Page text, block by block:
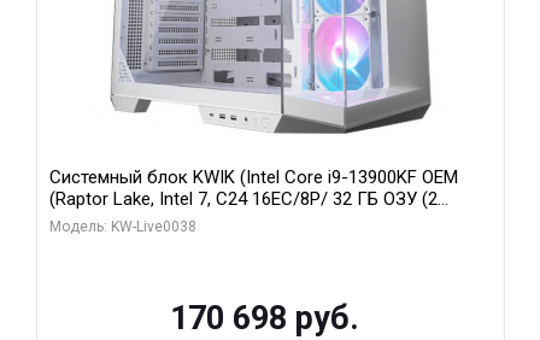
Системный блок KWIK (Intel Core i9-13900KF OEM
(Raptor Lake, Intel 7, C24 16EC/8P/ 32 ГБ ОЗУ (2
модуля)/ Gigabyte RX9070XT GAMING OC 16GB GDDR6
Модель: KW-Live0038
170 698 руб.